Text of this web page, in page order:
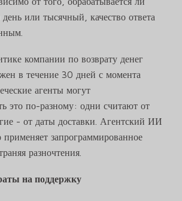
или тысячный, качество ответа
компании по возврату денег
в течение 30 дней с момента
агенты могут
это по-разному: одни считают от
- от даты доставки. Агентский ИИ
применяет запрограммированное
разночтения.
на поддержку